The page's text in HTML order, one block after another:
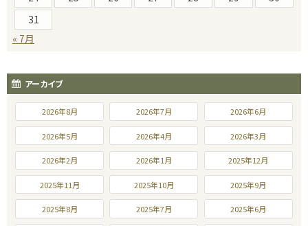
31
« 7月
アーカイブ
2026年8月 2026年7月 2026年6月
2026年5月 2026年4月 2026年3月
2026年2月 2026年1月 2025年12月
2025年11月 2025年10月 2025年9月
2025年8月 2025年7月 2025年6月